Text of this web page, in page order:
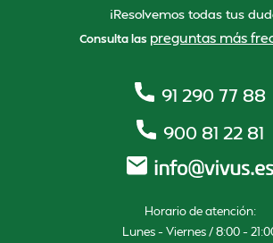
¡Resolvemos todas tus
Consulta las preguntas más
91 290 77 88
900 81 22 81
Horario de atención:
Lunes – Viernes / 8:00 –